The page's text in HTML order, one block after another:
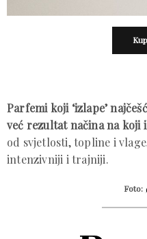
Parfemi koji ‘izlape’
već rezultat načina na koji
od svjetlosti, topline i
intenzivniji i trajniji.
Foto: